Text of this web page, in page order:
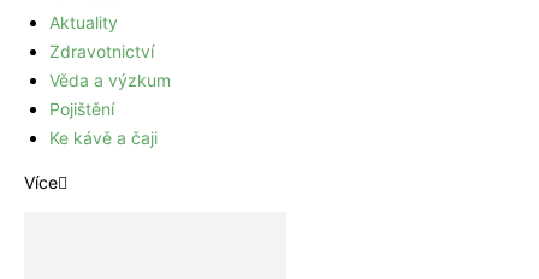
Aktuality
Zdravotnictví
Věda a výzkum
Pojištění
Ke kávě a čaji
Více